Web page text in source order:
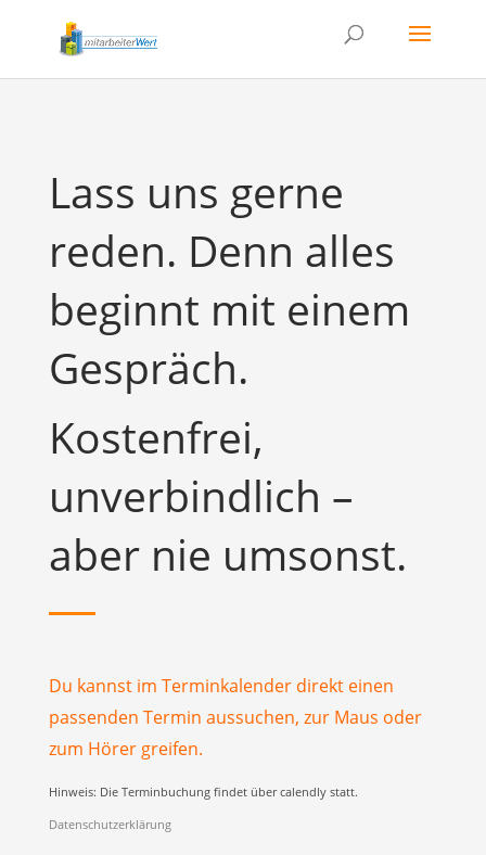
Lass uns gerne
reden. Denn alles
beginnt mit einem
Gespräch.
Kostenfrei,
unverbindlich –
aber nie umsonst.
Du kannst im Terminkalender direkt einen
passenden Termin aussuchen, zur Maus oder
zum Hörer greifen.
Hinweis: Die Terminbuchung findet über calendly statt.
Datenschutzerklärung